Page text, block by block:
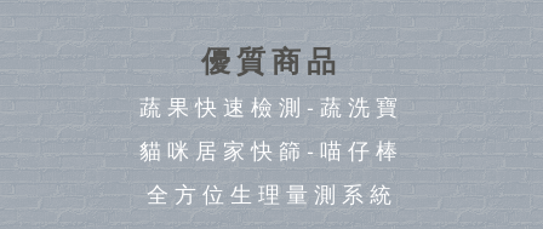
優質商品
蔬果快速檢測-蔬洗寶
貓咪居家快篩-喵仔棒
全方位生理量測系統